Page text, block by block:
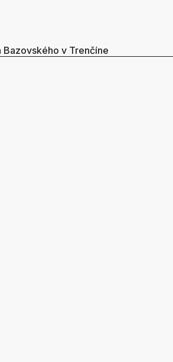
v Trenčíne